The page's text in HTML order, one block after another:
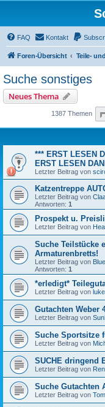
FAQ Kontakt
Foren-Übersicht
Suche sonstiges
Neues Thema
1387 Themen
*** ERST LESEN
ERST LESEN
Letzter Beitrag von
Katzentreppe
Letzter Beitrag von
Antworten: 1
Prospekt u.
Letzter Beitrag von
Suche Teilstücke
Armaturenbretts!
Letzter Beitrag von
Antworten: 1
*erledigt*
Letzter Beitrag von
Gutachten Weber
Letzter Beitrag von
Suche Sportsitze
Letzter Beitrag von
SUCHE dringend
Letzter Beitrag von
Suche Gutachten
Letzter Beitrag von